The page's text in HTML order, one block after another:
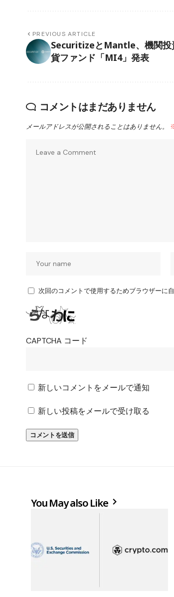
PREVIOUS ARTICLE
SecuritizeとMantle、機関投
貨ファンド「MI4」発表
コメントはまだありません
メールアドレスが公開されることはありません。
次回のコメントで使用するためブラウザーに
CAPTCHA コード
新しいコメントをメールで通知
新しい投稿をメールで受け取る
You May also Like